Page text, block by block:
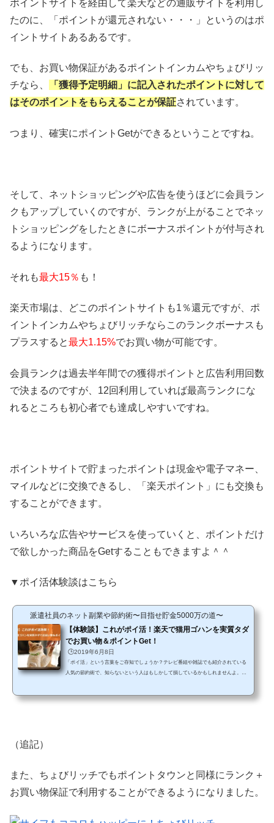
ポイントサイトを経由して楽天などの通販サイトを利用し
たのに、「ポイントが還元されない・・・」というのはポ
イントサイトあるあるです。
でも、お買い物保証があるポイントインカムやちょびリッ
チなら、
「獲得予定明細」に記入されたポイントに対して
はそのポイントをもらえることが保証されています。
つまり、確実にポイントGetができるということですね。
そして、ネットショッピングや広告を使うほどに会員ラン
クもアップしていくのですが、ランクが上がることでネッ
トショッピングをしたときにボーナスポイントが付与され
るようになります。
それも最大15％ も！
楽天市場は、どこのポイントサイトも1％還元ですが、ポ
イントインカムやちょびリッチならこのランクボーナスも
プラスすると最大1.15%でお買い物が可能です。
会員ランクは過去半年間での獲得ポイントと広告利用回数
で決まるのですが、12回利用していれば最高ランクにな
れるところも初心者でも達成しやすいですね。
ポイントサイトで貯まったポイントは現金や電子マネー、
マイルなどに交換できるし、「楽天ポイント」にも交換も
することができます。
いろいろな広告やサービスを使っていくと、ポイントだけ
で欲しかった商品をGetすることもできますよ＾＾
▼ポイ活体験談はこちら
派遣社員のネット副業や節約術〜目指せ貯金5000万の道〜
【体験談】これがポイ活！楽天で猫用ゴハンを実質タダ
でお買い物＆ポイントGet！
🕒️2019年6月8日
「ポイ活」という言葉をご存知でしょうか？テレビ番組や雑誌でも紹介されている
人気の節約術で、知らないという人はもしかして損しているかもしれませんよ。楽
きますよね。しかもこのポイントは、付与されたら次回のお買い物で1ポイント＝1
（追記）
また、ちょびリッチでもポイントタウンと同様にランク＋
お買い物保証で利用することができるようになりました。